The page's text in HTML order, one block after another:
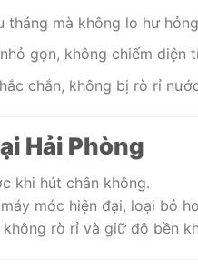
tháng mà không lo hư
gọn, không chiếm diện
chắn, không bị rò rỉ
Hải Phòng
khi hút chân không.
móc hiện đại, loại bỏ
không rò rỉ và giữ độ bền